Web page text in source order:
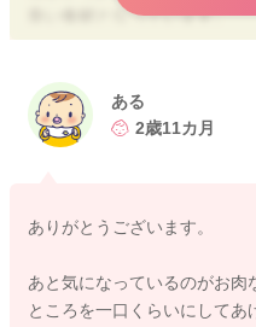
良い食材となっています。
として使用する際は、加工品
ればよいので下茹では必要
継続してあげると良いと思い
えても良いように思いますよ
ある
2歳11カ月
ありがとうございます。
あと気になっているのがお肉
ところを一口くらいにして